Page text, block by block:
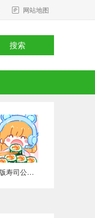
网站地图
搜索
正版寿司公园 安卓版